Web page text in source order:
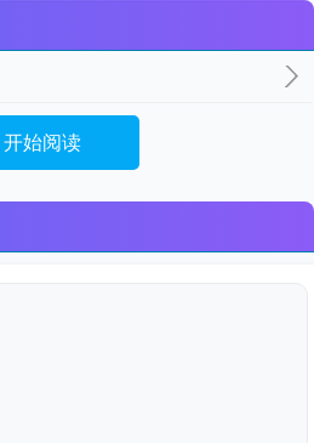
开始阅读